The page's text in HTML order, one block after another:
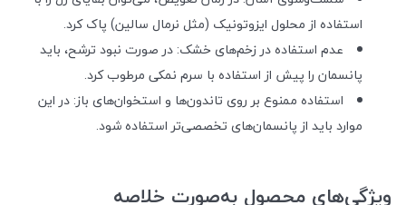
استفاده از محلول ایزوتونیک (مثل نرمال سالین) پاک کرد.
عدم استفاده در زخم‌های خشک: در صورت نبود ترشح، باید
پانسمان را پیش از استفاده با سرم نمکی مرطوب کرد.
استفاده ممنوع بر روی تاندون‌ها و استخوان‌های باز: در این
موارد باید از پانسمان‌های تخصصی‌تر استفاده شود.
ویژگی‌های محصول به‌صورت خلاصه